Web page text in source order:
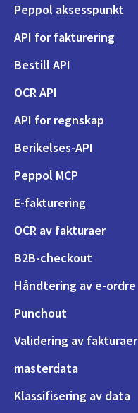
Peppol aksesspunkt
API for fakturering
Bestill API
OCR API
API for regnskap
Berikelses-API
Peppol MCP
E-fakturering
OCR av fakturaer
B2B-checkout
Håndtering av e-ordre
Punchout
Validering av fakturaer
masterdata
Klassifisering av data